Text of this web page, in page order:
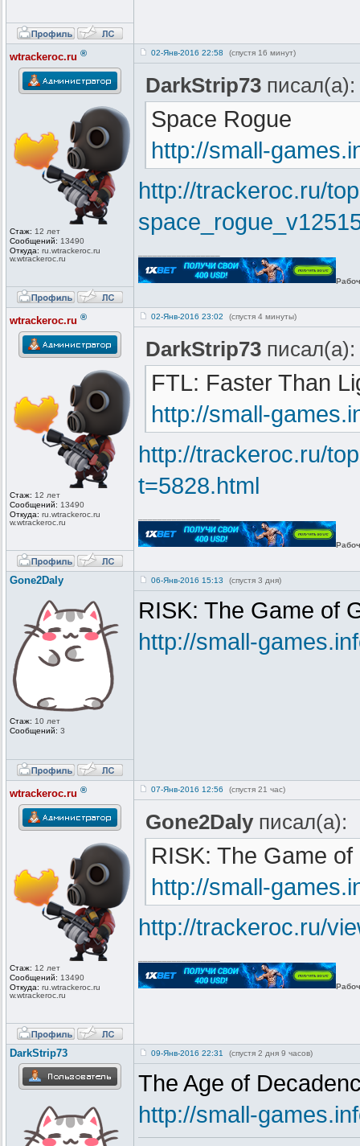
wtrackeroc.ru ®
Стаж: 12 лет
Сообщений: 13490
Откуда: ru.wtrackeroc.ru
w.wtrackeroc .ru
02-Янв-2016 22:58 (спустя 16 минут)
DarkStrip73писал(а):
Space Rogue
http://small-
http://trackeroc.ru/
wtrackeroc.ru ®
Стаж: 12 лет
Сообщений: 13490
Откуда: ru.wtrackeroc.ru
w.wtrackeroc .ru
02-Янв-2016 23:02 (спустя 4 минуты)
DarkStrip73писал(а):
FTL: Faster Than
http://small-
http://trackeroc.ru/
t=5828.html
Gone2Daly
Стаж: 10 лет
Сообщений: 3
06-Янв-2016 15:13 (спустя 3 дня)
RISK: The Game of
http://small-
wtrackeroc.ru ®
Стаж: 12 лет
Сообщений: 13490
Откуда: ru.wtrackeroc.ru
w.wtrackeroc .ru
07-Янв-2016 12:56 (спустя 21 час)
Gone2Dalyписал(а):
RISK: The Game
http://small-
http://trackeroc.ru/
DarkStrip73 09-Янв-2016 22:31 (спустя 2 дня 9 часов)
The Age of
http://small-